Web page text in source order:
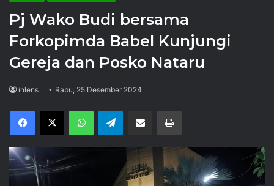
Pj Wako Budi bersama
Forkopimda Babel Kunjungi
Gereja dan Posko Nataru
inlens Rabu, 25 Desember 2024
Facebook
X WhatsAppTelegram Share via Email Print